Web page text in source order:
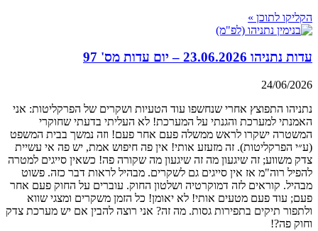
הקליקו לתוכן »
עדות נתניהו 23.06.2026 – יום עדות מס' 97
24/06/2026
נתניהו התפוצץ אחרי שנחשפו עוד הטעיות ושקרים של הפרקליטות: אני
האמנתי למערכת והגנתי על המערכת! לא העליתי בדעתי שחוקרי
המשטרה ישקרו לראש ממשלה פעם אחר פעם! וזה נמשך בבית המשפט
(ע״י הפרקליטות). זה מזעזע אותי! אין פה חיפוש אמת, יש פה אי עשיית
צדק משווע; זה שיגעון מה זה שיגעון מה שקורה פה! כשאין סייגים למטרה
להפיל רוה"מ אז אין סייגים גם לשקרים. מבהיל לראות דבר כזה. פשוט
מבהיל. קוראים לזה דמוקרטיה ושלטון החוק. עוברים על החוק פעם אחר
פעם; עוד פעם מטעים אותי! לא יאומן! כל הזמן משקרים ומצגי שווא
ולתפור תיקים בתפירות גסות. מה זה? אני רוצה להבין אם יש מערכת צדק
וחוק פה?!